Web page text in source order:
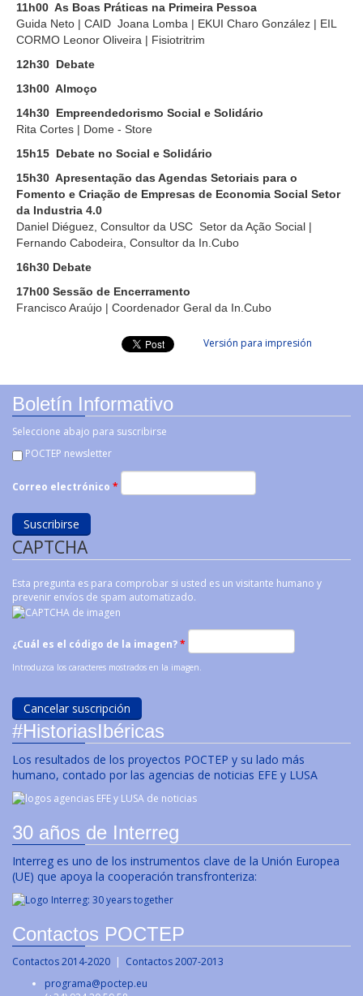
11h00 As Boas Práticas na Primeira Pessoa
Guida Neto | CAID Joana Lomba | EKUI Charo González | EIL
CORMO Leonor Oliveira | Fisiotritrim
12h30 Debate
13h00 Almoço
14h30 Empreendedorismo Social e Solidário
Rita Cortes | Dome - Store
15h15 Debate no Social e Solidário
15h30 Apresentação das Agendas Setoriais para o
Fomento e Criação de Empresas de Economia Social Setor
da Industria 4.0
Daniel Diéguez, Consultor da USC Setor da Ação Social |
Fernando Cabodeira, Consultor da In.Cubo
16h30 Debate
17h00 Sessão de Encerramento
Francisco Araújo | Coordenador Geral da In.Cubo
Versión para impresión
Boletín Informativo
Seleccione abajo para suscribirse
POCTEP newsletter
Correo electrónico *
CAPTCHA
Esta pregunta es para comprobar si usted es un visitante humano y
prevenir envíos de spam automatizado.
¿Cuál es el código de la imagen?*
Introduzca los caracteres mostrados en la imagen.
#HistoriasIbéricas
Los resultados de los proyectos POCTEP y su lado más
humano, contado por las agencias de noticias EFE y LUSA
30 años de Interreg
Interreg es uno de los instrumentos clave de la Unión Europea
(UE) que apoya la cooperación transfronteriza:
Contactos POCTEP
Contactos 2014-2020 | Contactos 2007-2013
programa@poctep.eu